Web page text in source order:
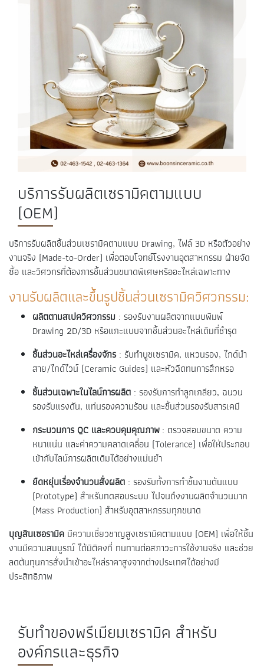
บริการรับผลิตเซรามิคตามแบบ
(OEM)
บริการรับผลิตชิ้นส่วนเซรามิคตามแบบ Drawing, ไฟล์ 3D หรือตัวอย่าง
งานจริง (Made-to-Order) เพื่อตอบโจทย์โรงงานอุตสาหกรรม ฝ่ายจัด
ซื้อ และวิศวกรที่ต้องการชิ้นส่วนขนาดพิเศษหรืออะไหล่เฉพาะทาง
งานรับผลิตและขึ้นรูปชิ้นส่วนเซรามิควิศวกรรม:
ผลิตตามสเปควิศวกรรม : รองรับงานผลิตจากแบบพิมพ์
Drawing 2D/3D หรือแกะแบบจากชิ้นส่วนอะไหล่เดิมที่ชำรุด
ชิ้นส่วนอะไหล่เครื่องจักร: รับทำบูชเซรามิค, แหวนรอง, ไกด์นำ
สาย/ไกด์ไวน์ (Ceramic Guides) และหัวฉีดทนการสึกหรอ
ชิ้นส่วนเฉพาะในไลน์การผลิต : รองรับการทำลูกเกลียว, ฉนวน
รองรับแรงดัน, แท่นรองความร้อน และชิ้นส่วนรองรับสารเคมี
กระบวนการ QC และควบคุมคุณภาพ : ตรวจสอบขนาด ความ
หนาแน่น และค่าความคลาดเคลื่อน (Tolerance) เพื่อให้ประกอบ
เข้ากับไลน์การผลิตเดิมได้อย่างแม่นยำ
ยืดหยุ่นเรื่องจำนวนสั่งผลิต : รองรับทั้งการทำชิ้นงานต้นแบบ
(Prototype) สำหรับทดสอบระบบ ไปจนถึงงานผลิตจำนวนมาก
(Mass Production) สำหรับอุตสาหกรรมทุกขนาด
บุญสินเซอรามิค มีความเชี่ยวชาญสูงเซรามิคตามแบบ (OEM) เพื่อให้ชิ้น
งานมีความสมบูรณ์ ได้มิติคงที่ ทนทานต่อสภาวะการใช้งานจริง และช่วย
ลดต้นทุนการสั่งนำเข้าอะไหล่ราคาสูงจากต่างประเทศได้อย่างมี
ประสิทธิภาพ
รับทำของพรีเมียมเซรามิค สำหรับ
องค์กรและธุรกิจ